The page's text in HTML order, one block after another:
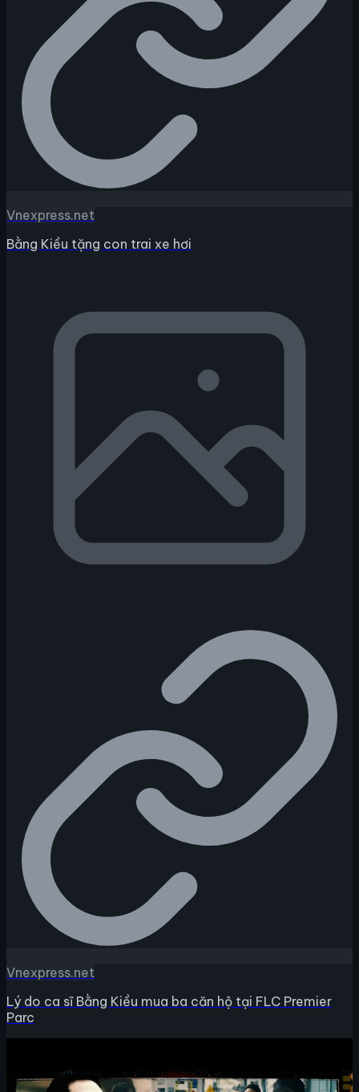
Vnexpress.net
Bằng Kiều tặng con trai xe hơi
Vnexpress.net
Lý do ca sĩ Bằng Kiều mua ba căn hộ tại FLC Premier
Parc